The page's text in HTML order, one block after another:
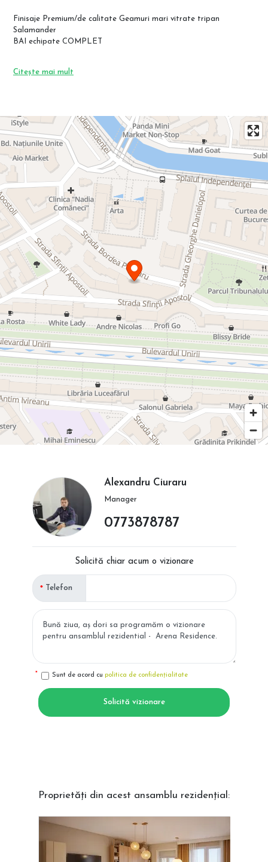
Finisaje Premium/de calitate Geamuri mari vitrate tripan
Salamander
BAI echipate COMPLET
Citește mai mult
Alexandru Ciuraru
Manager
0773878787
Solicită chiar acum o vizionare
Telefon
Sunt de acord cu politica de confidențialitate
Solicită vizionare
Proprietăți din acest ansamblu rezidențial: